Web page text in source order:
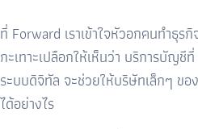
ที่ Forward เราเข้าใจหัวอกคนทำธุร
กะเทาะเปลือกให้เห็นว่า บริการบัญ
ระบบดิจิทัล จะช่วยให้บริษัทเล็กๆ ข
ได้อย่างไร